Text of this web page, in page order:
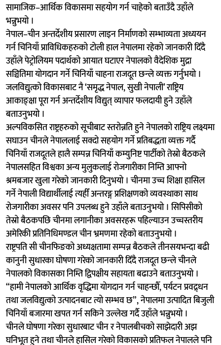
सामाजिक–आर्थिक विकासमा सहयोग गर्न चाहेको बताउँदै उहाँले
भन्नुभयो ।
नेपाल–चीन अन्तर्देशीय प्रसारण लाइन निर्माणको सम्भाव्यता अध्ययन
गर्न चिनियाँ प्राविधिकहरुको टोली हाल नेपालमा रहेको जानकारी दिँदै
उहाँले पेट्रोलियम पदार्थको आयात घटाएर नेपालको वैदेशिक मुद्रा
सञ्चितिमा योगदान गर्ने चिनियाँ चाहना राजदूत छन्ले व्यक्त गर्नुभयो ।
जलविद्युत्को विकासबाट नै ‘समृद्ध नेपाल, सुखी नेपाली’ राष्ट्रिय
आकाङ्क्षा पूरा गर्न अन्तर्देशीय विद्युत् व्यापार फलदायी हुने उहाँले
बताउनुभयो ।
अल्पविकसित राष्ट्रहरुको सूचीबाट स्तरोन्नति हुने नेपालको राष्ट्रिय लक्ष्यमा
सघाउन चीनले नेपाललाई सक्दो सहयोग गर्ने प्रतिबद्धता व्यक्त गर्दै
चिनियाँ राजदूतले हालै सम्पन्न चिनियाँ कम्युनिष्ट पार्टीको तेस्रो बैठकले
नेपालसहित विश्वका अन्य मुलुकलाई रोजगारीका निम्ति आफ्नो
श्रमबजार खुला गरेको जानकारी दिनुभयो । चीनमा उच्च शिक्षा हासिल
गर्ने नेपाली विद्यार्थीलाई त्यहीँ अन्तरङ्ग प्रशिक्षणको व्यवस्थाका साथ
रोजगारीका अवसर पनि उपलब्ध हुने उहाँले बताउनुभयो । सिपिसीको
तेस्रो बैठकपछि चीनमा लगानीका अवसरहरू पहिल्याउन उच्चस्तरीय
अमेरिकी प्रतिनिधिमण्डल चीन भ्रमणमा रहेको बताउनुभयो ।
राष्ट्रपति सी चीनफिङको अध्यक्षतामा सम्पन्न बैठकले तीनसयभन्दा बढी
कानुनी सुधारका घोषणा गरेको जानकारी दिँदै राजदूत छन्ले चीनले
नेपालको विकासका निम्ति द्विपक्षीय सहायता बढाउने बताउनुभयो ।
“हामी नेपालको आर्थिक वृद्धिमा योगदान गर्न चाहन्छौँ, पर्यटन प्रवद्र्धन
तथा जलविद्युत्को उत्पादनबाट त्यो सम्भव छ”, नेपालमा उत्पादित बिजुली
चिनियाँ बजारमा खपत गर्न सकिने उल्लेख गर्दै उहाँले भन्नुभयो ।
चीनले घोषणा गरेका सुधारबाट चीन र नेपालबीचको साझेदारी अझ
घनिभूत हुने तथा चीनले हासिल गरेको विकासको प्रतिफल नेपालले पनि